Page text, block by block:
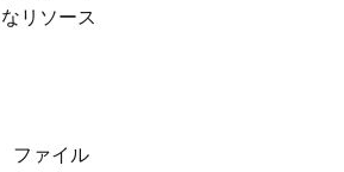
リソース
ファイル